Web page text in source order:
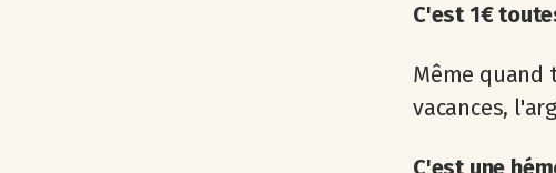
C'est 1€
Même quand
vacances,
C'est une